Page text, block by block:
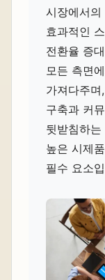
시장에서의
효과적인
전환율 증
모든 측면
가져다주
구축과 커
뒷받침하
높은 시제
필수 요소